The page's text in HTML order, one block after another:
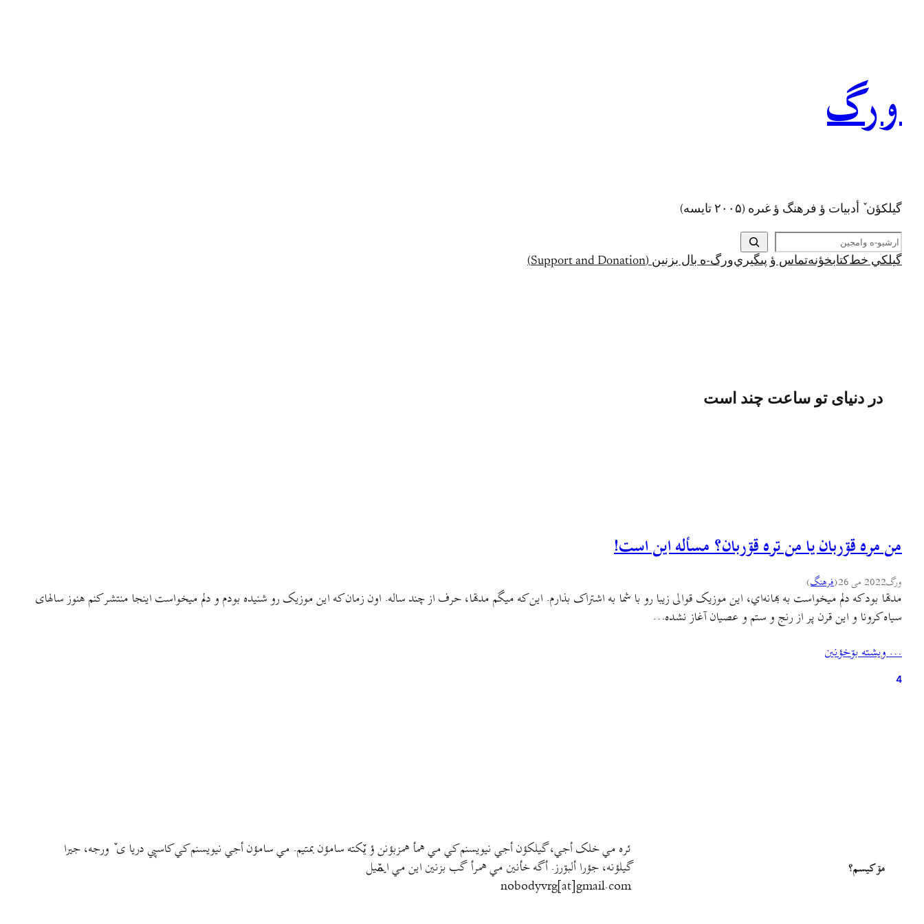
ورگ
گيلکؤن ٚ أدبیات ؤ فرهنگ ؤ غىره (۲۰۰۵ تايسه)
ج
س
تگيلکي خط کتابخؤنهتماس ؤ پىگيريورگ-ه بال بزنين (Support and Donation)
در دنیای تو ساعت چند است
من مره قۊربان یا من تره قۊربان؟ مسأله این است!
ورگ2022 می 26 (فرهنگ)
مدتها بود که دلم میخواست به بهانه‌اي، این موزیک قوالی زیبا رو با شما به اشتراک بذارم. این که میگم مدتها، حرف از چند ساله. اون زمان که این موزیک رو شنیده بودم و دلم میخواست اینجا منتشر کنم هنوز سالهای
سیاه کرونا و این قرن پر از رنج و ستم و عصیان آغاز نشده…
… ويشته بۊخؤنين
4
مۊ کيسم؟
ئره مي خلک أجي، گيلکؤن أجي نيويسنم کي مي همأ همزبؤنن ؤ يٚکته سامؤن بمتيم. مي سامؤن أجي نيويسنم کي کاسپي دريا ی ٚ ورجه، جيرا
گيلؤنه، جؤرا ألبۊرز. أگه خأنين مي همرأ گب بزنين اين مي ايمٚیل‌ ‌
nobodyvrg[at]gmail.com